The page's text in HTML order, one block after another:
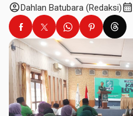
account_circleDahlan Batubara (Redaksi)calendar_month